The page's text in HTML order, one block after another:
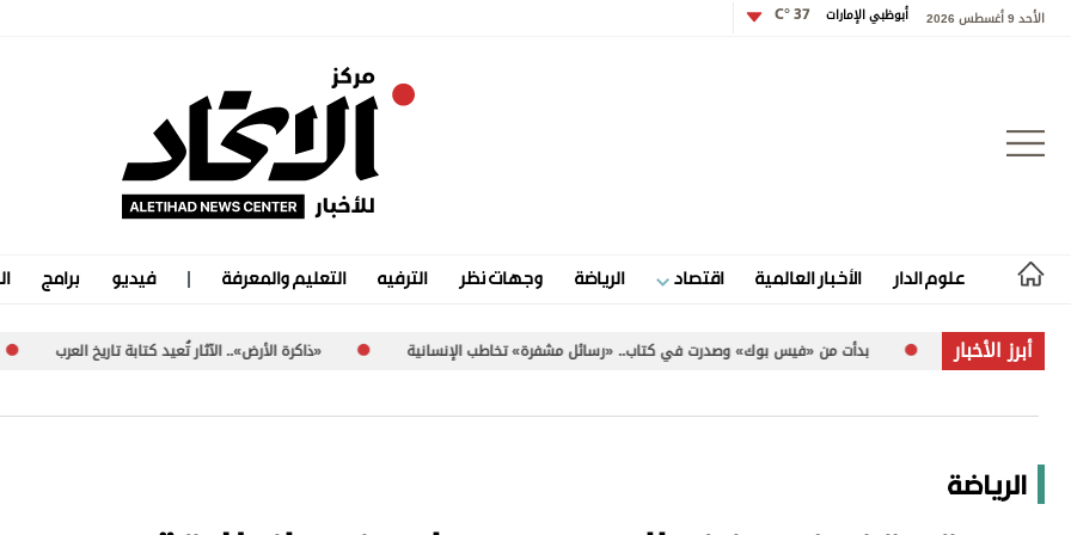
الأحد 9 أغسطس 2026 أبوظبي الإمارات 37 °C
علوم الدار الأخبار العالمية اقتصاد الرياضة وجهات نظر الترفيه التعليم والمعرفة فيديو برامج
علوم الدار
الرياضة
أبرز الأخبار
بدأت من «فيس بوك» وصدرت في كتاب.. «رسائل مشفرة» تخاطب الإنسانية «ذاكرة الأرض».. الآثار تُعيد كتابة تاريخ العرب «المجمع الثقافي».. بيت
الرياضة